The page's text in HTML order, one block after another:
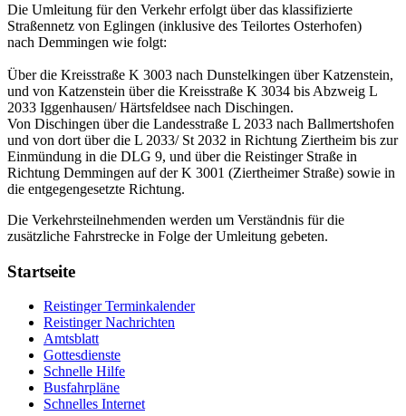
Die Umleitung für den Verkehr erfolgt über das klassifizierte
Straßennetz von Eglingen (inklusive des Teilortes Osterhofen)
nach Demmingen wie folgt:
Über die Kreisstraße K 3003 nach Dunstelkingen über Katzenstein,
und von Katzenstein über die Kreisstraße K 3034 bis Abzweig L
2033 Iggenhausen/ Härtsfeldsee nach Dischingen.
Von Dischingen über die Landesstraße L 2033 nach Ballmertshofen
und von dort über die L 2033/ St 2032 in Richtung Ziertheim bis zur
Einmündung in die DLG 9, und über die Reistinger Straße in
Richtung Demmingen auf der K 3001 (Ziertheimer Straße) sowie in
die entgegengesetzte Richtung.
Die Verkehrsteilnehmenden werden um Verständnis für die
zusätzliche Fahrstrecke in Folge der Umleitung gebeten.
Startseite
Reistinger Terminkalender
Reistinger Nachrichten
Amtsblatt
Gottesdienste
Schnelle Hilfe
Busfahrpläne
Schnelles Internet